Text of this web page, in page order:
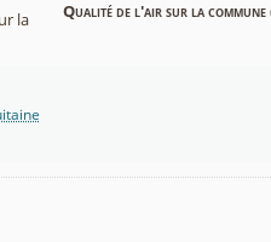
la
Qualité de l'air sur la commune